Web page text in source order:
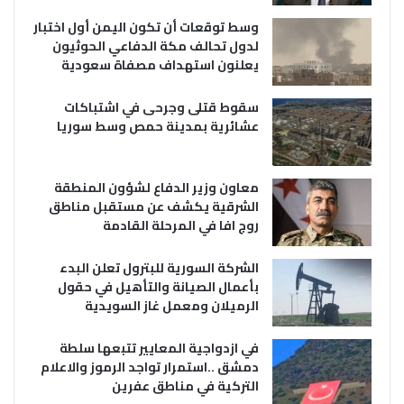
وسط توقعات أن تكون اليمن أول اختبار
لدول تحالف مكة الدفاعي الحوثيون
يعلنون استهداف مصفاة سعودية
سقوط قتلى وجرحى في اشتباكات
عشائرية بمدينة حمص وسط سوريا
معاون وزير الدفاع لشؤون المنطقة
الشرقية يكشف عن مستقبل مناطق
روج افا في المرحلة القادمة
الشركة السورية للبترول تعلن البدء
بأعمال الصيانة والتأهيل في حقول
الرميلان ومعمل غاز السويدية
في ازدواجية المعايير تتبعها سلطة
دمشق ..استمرار تواجد الرموز والاعلام
التركية في مناطق عفرين